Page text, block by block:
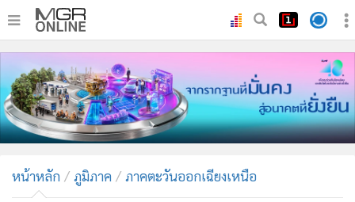
• ทันเหตุการณ์
• ภาคใต้
• ภูมิภาค
• บันเทิง
หน้าหลัก ภูมิภาค ภาคตะวันออกเฉียงเหนือ